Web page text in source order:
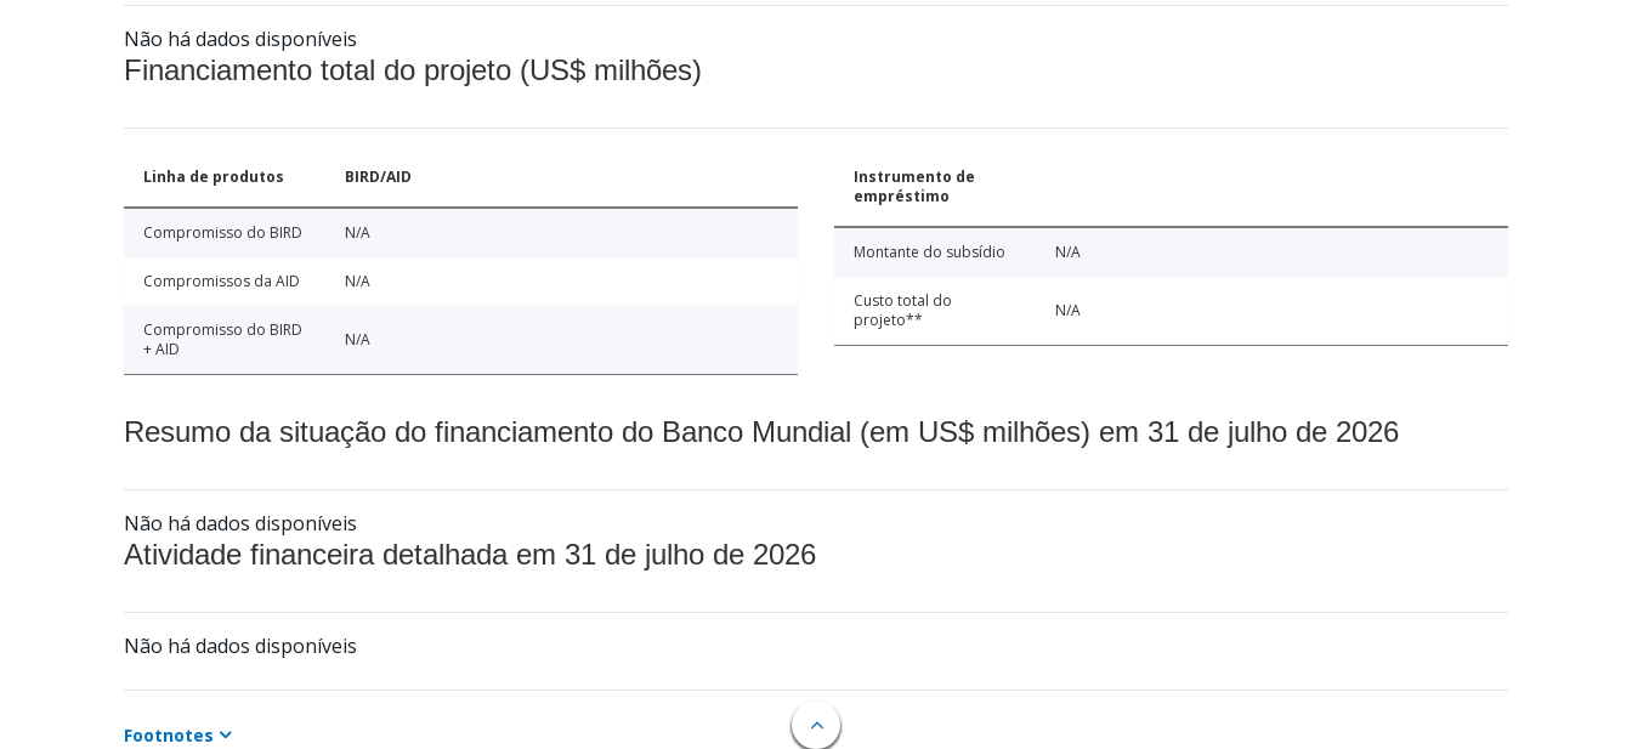
Não há dados disponíveis
Financiamento total do projeto (US$ milhões)
Linha de produtos BIRD/AID
Compromisso do BIRD N/A
Compromissos da AID N/A
Compromisso do BIRD
+ AID
N/A
Instrumento de
empréstimo
Montante do subsídio N/A
Custo total do
projeto**
N/A
Resumo da situação do financiamento do Banco Mundial (em US$ milhões) em 31 de julho de 2026
Não há dados disponíveis
Atividade financeira detalhada em 31 de julho de 2026
Não há dados disponíveis
Footnotes